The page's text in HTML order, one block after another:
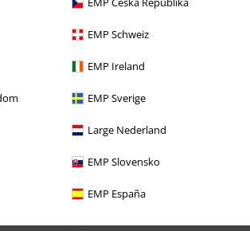
EMP Schweiz
EMP Ireland
EMP Sverige
Large Nederland
EMP Slovensko
EMP España
kr 269,00
heavy
Ring